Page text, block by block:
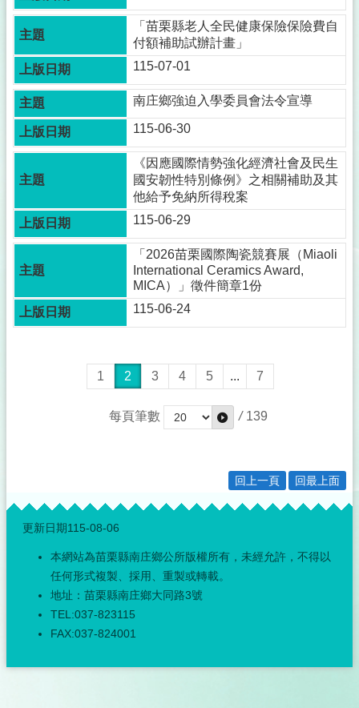
「苗栗縣老人全民健康保險保險費自
付額補助試辦計畫」
115-07-01
南庄鄉強迫入學委員會法令宣導
115-06-30
《因應國際情勢強化經濟社會及民生
國安韌性特別條例》之相關補助及其
他給予免納所得稅案
115-06-29
「2026苗栗國際陶瓷競賽展（Miaoli
International Ceramics Award,
MICA）」徵件簡章1份
115-06-24
1 2 3 4 5 ... 7
每頁筆數 / 139
回上一頁 回最上面
:::
更新日期115-08-06
本網站為苗栗縣南庄鄉公所版權所有，未經允許，不得以
任何形式複製、採用、重製或轉載。
地址：苗栗縣南庄鄉大同路3號
TEL:037-823115
FAX:037-824001